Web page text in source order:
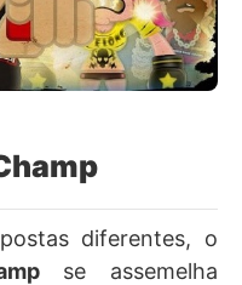
diferentes, o
se assemelha